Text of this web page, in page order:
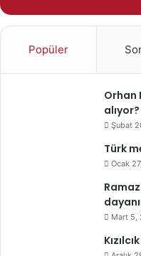
Popüler
Orhan
alıyor?
Şubat
Türk
Ocak
Mart 5,